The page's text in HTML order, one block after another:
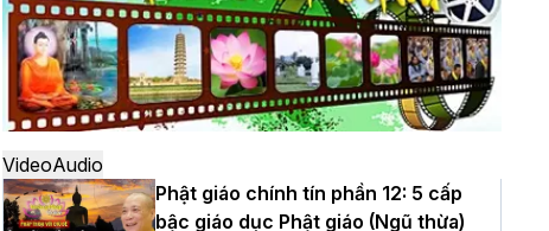
Hà Nội: Ngày tu học cuối cùng khép lại
khóa sinh hoạt Phật pháp mùa hè lần
thứ XIV tại chùa Bằng
VideoAudio
Phật giáo chính tín phần 12: 5 cấp
bậc giáo dục Phật giáo (Ngũ thừa)